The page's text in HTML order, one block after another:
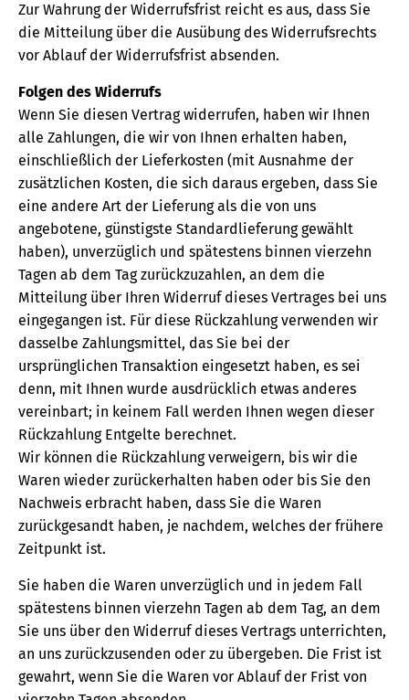
Zur Wahrung der Widerrufsfrist reicht es aus, dass Sie
die Mitteilung über die Ausübung des Widerrufsrechts
vor Ablauf der Widerrufsfrist absenden.
Folgen des Widerrufs
Wenn Sie diesen Vertrag widerrufen, haben wir Ihnen
alle Zahlungen, die wir von Ihnen erhalten haben,
einschließlich der Lieferkosten (mit Ausnahme der
zusätzlichen Kosten, die sich daraus ergeben, dass Sie
eine andere Art der Lieferung als die von uns
angebotene, günstigste Standardlieferung gewählt
haben), unverzüglich und spätestens binnen vierzehn
Tagen ab dem Tag zurückzuzahlen, an dem die
Mitteilung über Ihren Widerruf dieses Vertrages bei uns
eingegangen ist. Für diese Rückzahlung verwenden wir
dasselbe Zahlungsmittel, das Sie bei der
ursprünglichen Transaktion eingesetzt haben, es sei
denn, mit Ihnen wurde ausdrücklich etwas anderes
vereinbart; in keinem Fall werden Ihnen wegen dieser
Rückzahlung Entgelte berechnet.
Wir können die Rückzahlung verweigern, bis wir die
Waren wieder zurückerhalten haben oder bis Sie den
Nachweis erbracht haben, dass Sie die Waren
zurückgesandt haben, je nachdem, welches der frühere
Zeitpunkt ist.
Sie haben die Waren unverzüglich und in jedem Fall
spätestens binnen vierzehn Tagen ab dem Tag, an dem
Sie uns über den Widerruf dieses Vertrags unterrichten,
an uns zurückzusenden oder zu übergeben. Die Frist ist
gewahrt, wenn Sie die Waren vor Ablauf der Frist von